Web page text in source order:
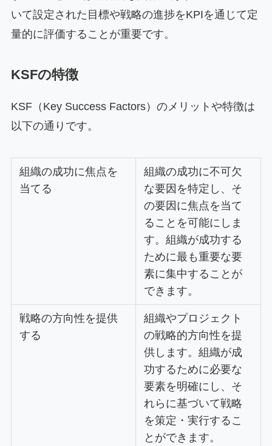
いて設定された目標や戦略の進捗をKPIを通じて定
量的に評価することが重要です。
KSFの特徴
KSF（Key Success Factors）のメリットや特徴は
以下の通りです。
組織の成功に焦点を
当てる
組織の成功に不可欠
な要因を特定し、そ
の要因に焦点を当て
ることを可能にしま
す。組織が成功する
ために最も重要な要
素に集中することが
できます。
戦略の方向性を提供
する
組織やプロジェクト
の戦略的方向性を提
供します。組織が成
功するために必要な
要素を明確にし、そ
れらに基づいて戦略
を策定・実行するこ
とができます。